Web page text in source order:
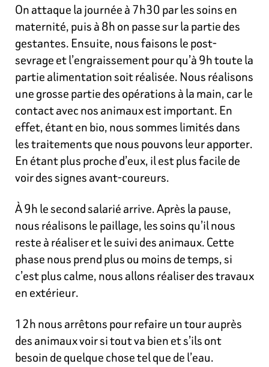
On attaque la journée à 7h30 par les soins en
maternité, puis à 8h on passe sur la partie des
gestantes. Ensuite, nous faisons le post-
sevrage et l’engraissement pour qu’à 9h toute la
partie alimentation soit réalisée. Nous réalisons
une grosse partie des opérations à la main, car le
contact avec nos animaux est important. En
effet, étant en bio, nous sommes limités dans
les traitements que nous pouvons leur apporter.
En étant plus proche d’eux, il est plus facile de
voir des signes avant-coureurs.
À 9h le second salarié arrive. Après la pause,
nous réalisons le paillage, les soins qu’il nous
reste à réaliser et le suivi des animaux. Cette
phase nous prend plus ou moins de temps, si
c’est plus calme, nous allons réaliser des travaux
en extérieur.
12h nous arrêtons pour refaire un tour auprès
des animaux voir si tout va bien et s’ils ont
besoin de quelque chose tel que de l’eau.